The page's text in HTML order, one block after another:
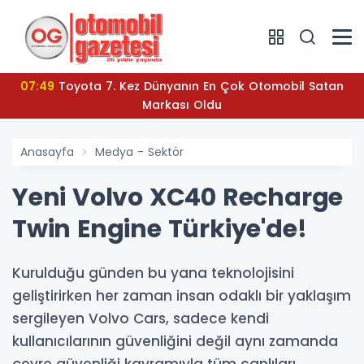
07:49
Markası Oldu
Anasayfa Medya - Sektör
Yeni Volvo XC40 Recharge
Twin Engine Türkiye'de!
Kurulduğu günden bu yana teknolojisini
geliştirirken her zaman insan odaklı bir yaklaşım
sergileyen Volvo Cars, sadece kendi
kullanıcılarının güvenliğini değil aynı zamanda